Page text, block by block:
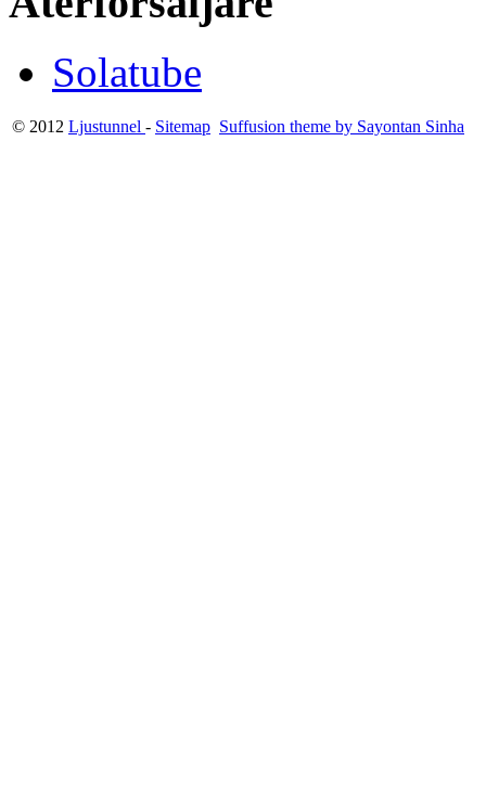
Solatube
© 2012 Ljustunnel - Sitemap Suffusion theme by Sayontan Sinha